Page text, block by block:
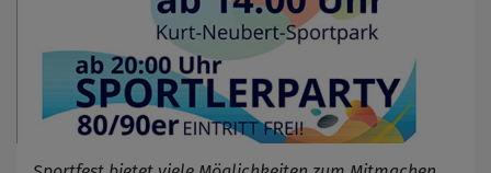
Name
Cookies die bei der Verwendung von
OpenWeatherAPI gesetzt werden
Anbieter